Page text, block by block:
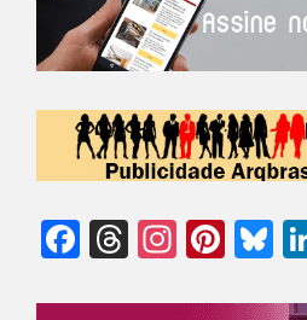
Facebook
Threads